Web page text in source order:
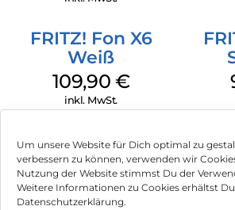
Um unsere Website für Dich optimal zu
verbessern zu können, verwenden wir
Nutzung der Website stimmst Du der
Weitere Informationen zu Cookies erhältst
Datenschutzerklärung.
Zusätzliche Unterstützung bieten die
Sprachübertragung und die gute
So können Sie Gespräche entspannt
Wesentliche konzentrieren.
Auch eingehende Anrufe werden
auf Anrufe aufmerksam. Und im
telefonieren Sie bequem, mit beiden
Für mehr Sicherheit im Alltag – damit
ist.
FRITZ! Fon X6
Weiß
109,90 €
inkl. MwSt.
Impressum